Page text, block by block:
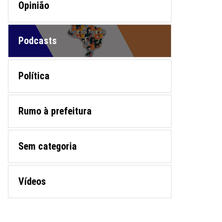
Opinião
Podcasts
Política
Rumo à prefeitura
Sem categoria
Vídeos